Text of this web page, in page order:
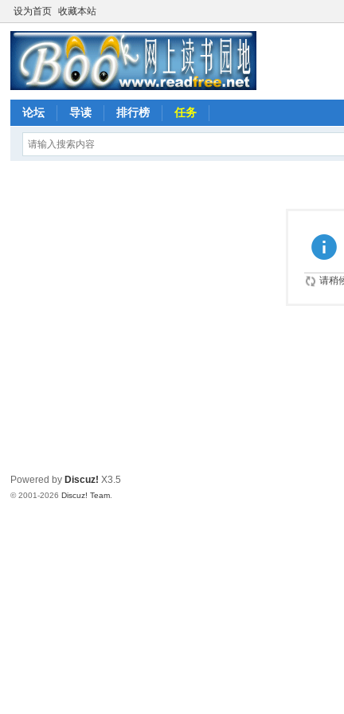
设为首页 收藏本站
论坛 导读 排行榜 任务
请稍
Powered by Discuz! X3.5
© 2001-2026Discuz! Team